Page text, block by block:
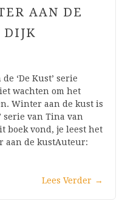
AAN DE
DIJK
‘De Kust’ serie
wachten om het
Winter aan de kust is
serie van Tina van
boek vond, je leest het
aan de kustAuteur:
Lees Verder →